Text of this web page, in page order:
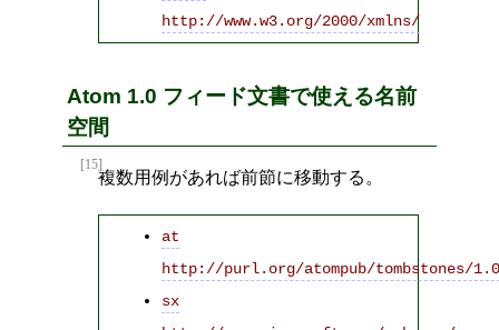
http://www.w3.org/2000/xmlns/
Atom 1.0 フィード文書で使える名前
空間
[15]
複数用例があれば前節に移動する。
at
http://purl.org/atompub/tombstones/1.0
sx